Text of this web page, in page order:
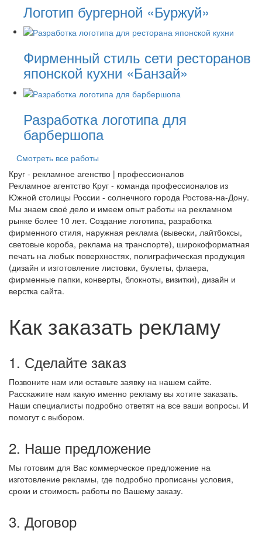
Логотип бургерной «Буржуй»
Фирменный стиль сети ресторанов
японской кухни «Банзай»
Разработка логотипа для
барбершопа
Смотреть все работы
Круг - рекламное агенство | профессионалов
Рекламное агентство Круг - команда профессионалов из
Южной столицы России - солнечного города Ростова-на-Дону.
Мы знаем своё дело и имеем опыт работы на рекламном
рынке более 10 лет. Создание логотипа, разработка
фирменного стиля, наружная реклама (вывески, лайтбоксы,
световые короба, реклама на транспорте), широкоформатная
печать на любых поверхностях, полиграфическая продукция
(дизайн и изготовление листовки, буклеты, флаера,
фирменные папки, конверты, блокноты, визитки), дизайн и
верстка сайта.
Как заказать рекламу
1. Сделайте заказ
Позвоните нам или оставьте заявку на нашем сайте.
Расскажите нам какую именно рекламу вы хотите заказать.
Наши специалисты подробно ответят на все ваши вопросы. И
помогут с выбором.
2. Наше предложение
Мы готовим для Вас коммерческое предложение на
изготовление рекламы, где подробно прописаны условия,
сроки и стоимость работы по Вашему заказу.
3. Договор